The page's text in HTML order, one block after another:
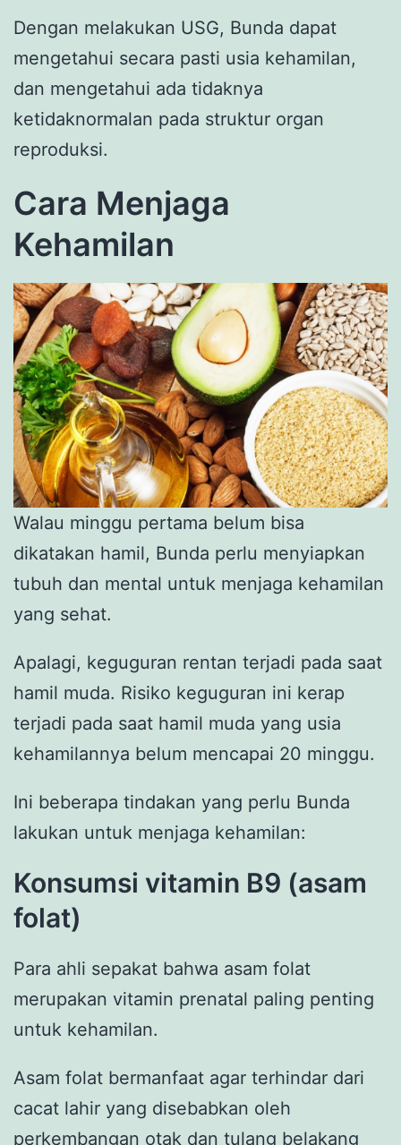
Dengan melakukan USG, Bunda dapat
mengetahui secara pasti usia kehamilan,
dan mengetahui ada tidaknya
ketidaknormalan pada struktur organ
reproduksi.
Cara Menjaga
Kehamilan
Walau minggu pertama belum bisa
dikatakan hamil, Bunda perlu menyiapkan
tubuh dan mental untuk menjaga kehamilan
yang sehat.
Apalagi, keguguran rentan terjadi pada saat
hamil muda. Risiko keguguran ini kerap
terjadi pada saat hamil muda yang usia
kehamilannya belum mencapai 20 minggu.
Ini beberapa tindakan yang perlu Bunda
lakukan untuk menjaga kehamilan:
Konsumsi vitamin B9 (asam
folat)
Para ahli sepakat bahwa asam folat
merupakan vitamin prenatal paling penting
untuk kehamilan.
Asam folat bermanfaat agar terhindar dari
cacat lahir yang disebabkan oleh
perkembangan otak dan tulang belakang